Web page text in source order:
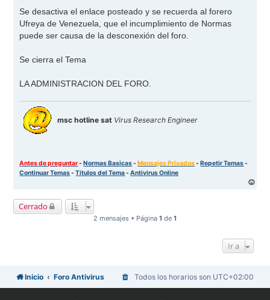
Se desactiva el enlace posteado y se recuerda al forero
Ufreya de Venezuela, que el incumplimiento de Normas
puede ser causa de la desconexión del foro.
Se cierra el Tema
LA ADMINISTRACION DEL FORO.
msc hotline sat Virus Research Engineer
Antes de preguntar-Normas Basicas-Mensajes Privados-Repetir Temas-
Continuar Temas-Titulos del Tema-Antivirus Online
Cerrado
2 mensajes • Página 1 de 1
Ir a
Inicio Foro Antivirus Todos los horarios son UTC+02:00